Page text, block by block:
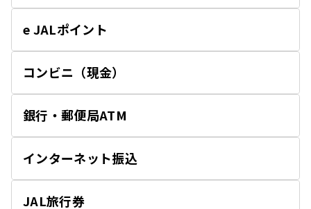
く
e JALポイント
く
コンビニ（現金）
く
銀行・郵便局ATM
く
インターネット振込
く
JAL旅行券